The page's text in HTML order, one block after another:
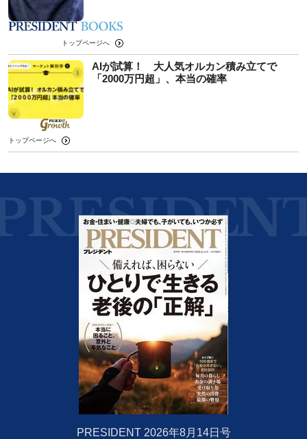
トップページへ
AIが試算！ 大人気オルカン積み立てで
「2000万円超」、本当の確率
トップページへ
PRESIDENT 2026年8月14日号